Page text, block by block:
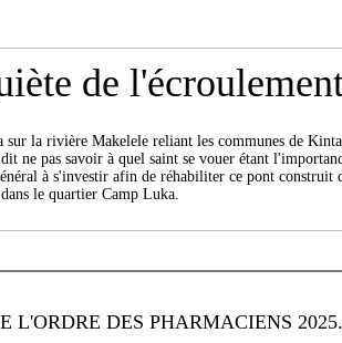
de
la rivière Makelele reliant les communes de
ne pas savoir à quel saint se vouer étant
à s'investir afin de réhabiliter ce pont construit
le quartier Camp Luka.
L'ORDRE DES PHARMACIENS 2025.